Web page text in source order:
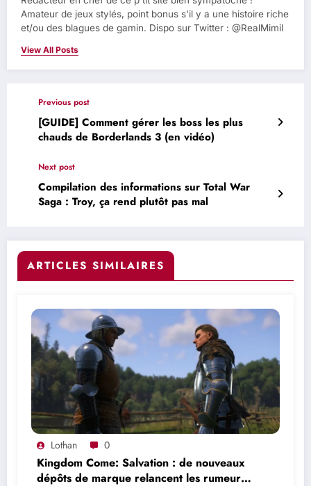
Amateur de jeux stylés, point bonus s'il y a une histoire riche
et/ou des blagues de gamin. Dispo sur Twitter : @RealMimil
View All Posts
Previous post
[GUIDE] Comment gérer les boss les plus
chauds de Borderlands 3 (en vidéo)
Next post
Compilation des informations sur Total War
Saga : Troy, ça rend plutôt pas mal
ARTICLES SIMILAIRES
Lothan 0
Kingdom Come: Salvation : de nouveaux
dépôts de marque relancent les rumeurs